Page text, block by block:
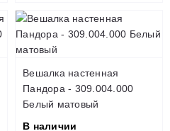
Вешалка настенная
Пандора - 309.004.000
Белый матовый
В наличии